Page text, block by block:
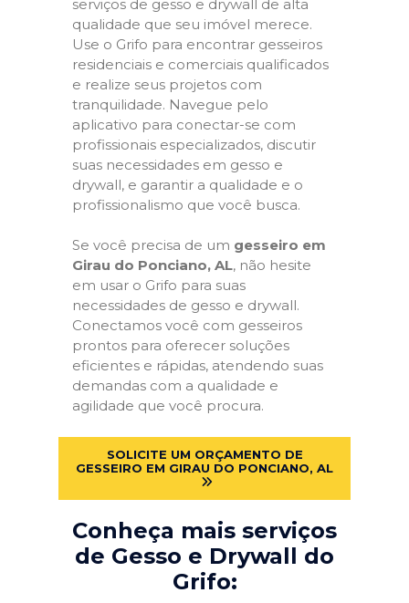
serviços de gesso e drywall de alta
qualidade que seu imóvel merece.
Use o Grifo para encontrar gesseiros
residenciais e comerciais qualificados
e realize seus projetos com
tranquilidade. Navegue pelo
aplicativo para conectar-se com
profissionais especializados, discutir
suas necessidades em gesso e
drywall, e garantir a qualidade e o
profissionalismo que você busca.
Se você precisa de um gesseiro em
Girau do Ponciano, AL, não hesite
em usar o Grifo para suas
necessidades de gesso e drywall.
Conectamos você com gesseiros
prontos para oferecer soluções
eficientes e rápidas, atendendo suas
demandas com a qualidade e
agilidade que você procura.
SOLICITE UM ORÇAMENTO DE
GESSEIRO EM GIRAU DO PONCIANO, AL
Conheça mais serviços
de Gesso e Drywall do
Grifo: